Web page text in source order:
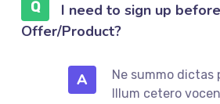
I need to sign up
Offer/Product?
A
Ne summo dictas
Illum cetero